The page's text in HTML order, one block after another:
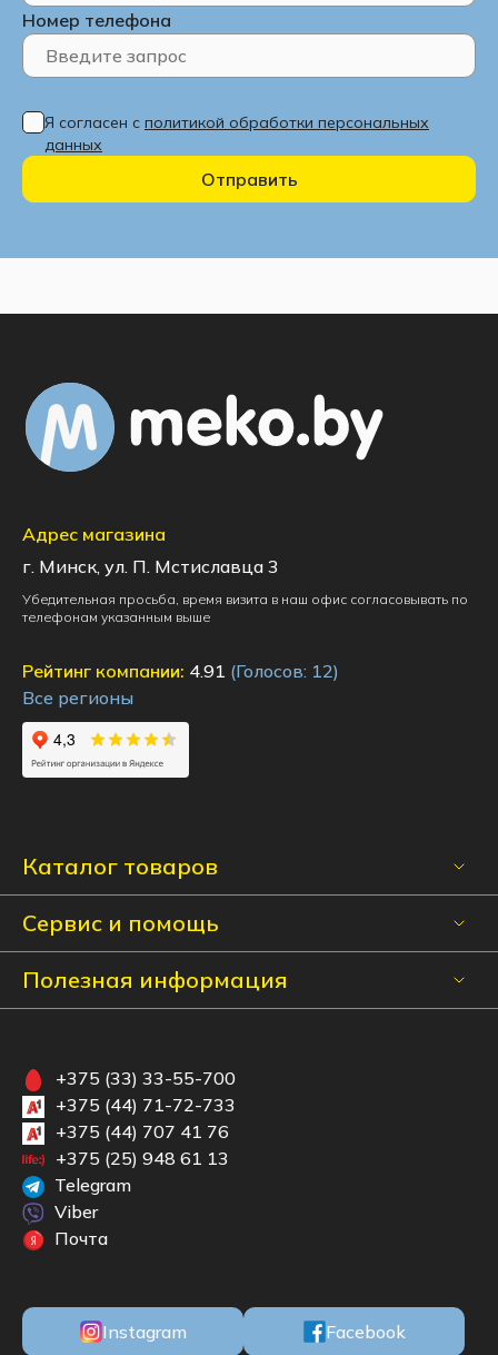
Номер телефона
Я согласен с политикой обработки персональных
данных
Отправить
Каталог товаров
Сервис и помощь
Полезная информация
Адрес магазина
г. Минск, ул. П. Мстиславца 3
Убедительная просьба, время визита в наш офис согласовывать по
телефонам указанным выше
Рейтинг компании: 4.91 (Голосов: 12)
Все регионы
+375 (33) 33-55-700
+375 (44) 71-72-733
+375 (44) 707 41 76
+375 (25) 948 61 13
Telegram
Viber
Почта
Instagram Facebook